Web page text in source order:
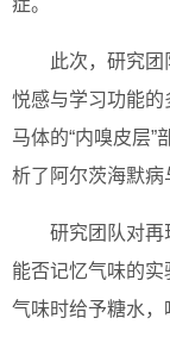
症。
此次，研究
悦感与学习功能
马体的“内嗅皮层
析了阿尔茨海默病
研究团队对再
能否记忆气味的
气味时给予糖水，